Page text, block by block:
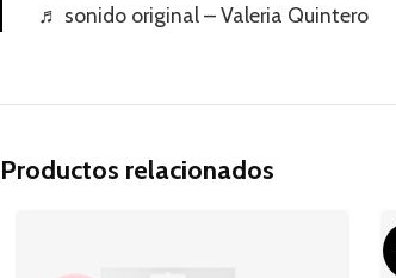
♬ sonido original – Valeria Quintero
Productos relacionados